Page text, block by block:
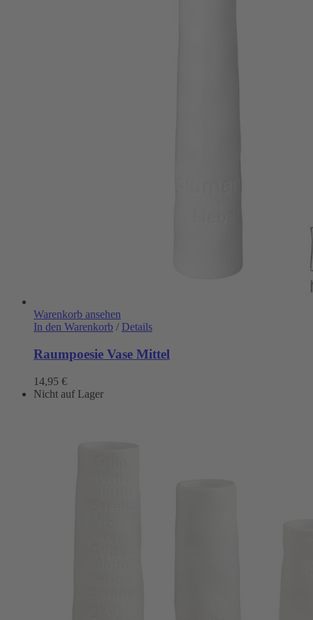
Warenkorb ansehen
In den Warenkorb / Details
Raumpoesie Vase Mittel
14,95 €
Nicht auf Lager